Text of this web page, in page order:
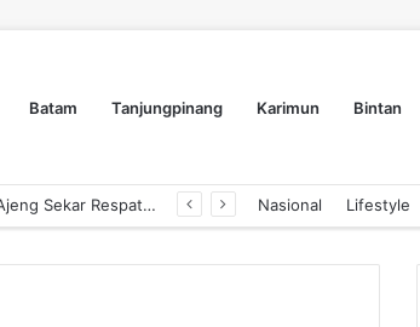
Batam Tanjungpinang Karimun Bintan
Dyra Group Luncurkan Dyra Terranova, Teguh Girsang Bawa Semangat Anak Muda Bangun Masa Depan Properti Batam Nasional Lifestyle